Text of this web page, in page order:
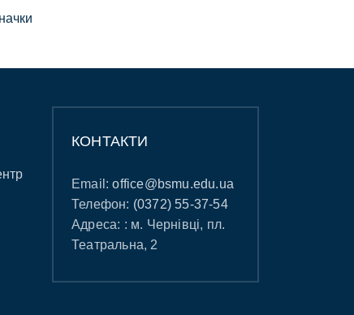
КОНТАКТИ
Email:office@bsmu.edu.ua
Телефон: (0372) 55-37-54
Адреса: : м. Чернівці, пл.
Театральна, 2